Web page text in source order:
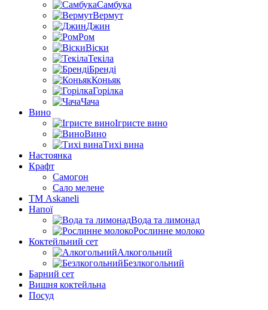
Самбука
Вермут
Джин
Ром
Віски
Текіла
Бренді
Коньяк
Горілка
Чача
Вино
Ігристе вино
Вино
Тихі вина
Настоянка
Крафт
Самогон
Сало мелене
ТМ Askaneli
Напої
Вода та лимонад
Рослинне молоко
Коктейльний сет
Алкогольний
Безлкогольний
Барний сет
Вишня коктейльна
Посуд